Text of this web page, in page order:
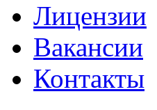
Лицензии
Вакансии
Контакты